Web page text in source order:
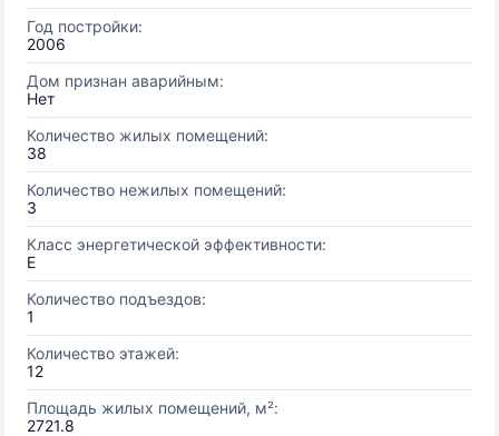
Год постройки:
2006
Дом признан аварийным:
Нет
Количество жилых помещений:
38
Количество нежилых помещений:
3
Класс энергетической эффективности:
E
Количество подъездов:
1
Количество этажей:
12
Площадь жилых помещений, м²:
2721.8